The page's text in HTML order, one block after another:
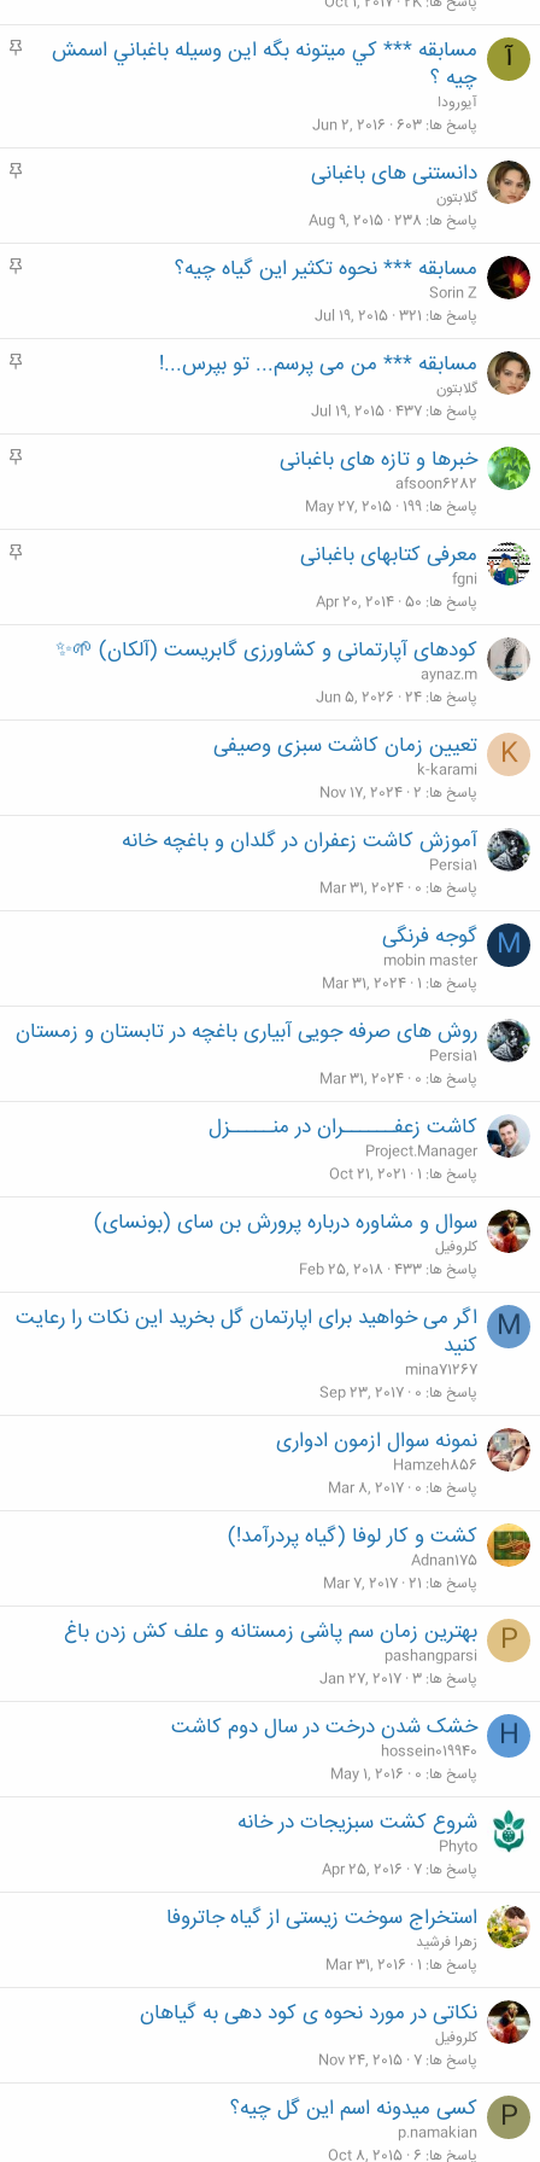
آ
م
مسابقه *** كي ميتونه بگه اين وسيله باغباني اسمش
چيه ؟
آیورودا
پاسخ ها 603
Jun 2, 2016
م
دانستنی های باغبانی
گلابتون
پاسخ ها 238
Aug 9, 2015
م
مسابقه *** نحوه تکثیر این گیاه چیه؟
Sorin Z
پاسخ ها 321
Jul 19, 2015
م
مسابقه *** من می پرسم... تو بپرس...!
گلابتون
پاسخ ها 437
Jul 19, 2015
م
خبرها و تازه های باغبانی
afsoon6282
پاسخ ها 199
May 27, 2015
م
معرفی کتابهای باغبانی
fgni
پاسخ ها 50
Apr 20, 2014
کودهای آپارتمانی و کشاورزی گابریست (آلکان) 🌱✨
aynaz.m
پاسخ ها 24
Jun 5, 2026
K تعیین زمان کاشت سبزی وصیفی
k-karami
پاسخ ها 2
Nov 17, 2024
آموزش کاشت زعفران در گلدان و باغچه خانه
Persia1
پاسخ ها 0
Mar 31, 2024
M گوجه فرنگی
mobin master
پاسخ ها 1
Mar 31, 2024
روش‌ های صرفه جویی آبیاری باغچه در تابستان و زمستان
Persia1
پاسخ ها 0
Mar 31, 2024
کاشت زعفــــــران در منـــــزل
Project.Manager
پاسخ ها 1
Oct 21, 2021
سوال و مشاوره درباره پرورش بن سای (بونسای)
کلروفیل
پاسخ ها 433
Feb 25, 2018
M
اگر می خواهید برای اپارتمان گل بخرید این نکات را رعایت
کنید
mina71267
پاسخ ها 0
Sep 23, 2017
نمونه سوال ازمون ادواری
Hamzeh856
پاسخ ها 0
Mar 8, 2017
کشت و کار لوفا (گیاه پردرآمد!)
Adnan175
پاسخ ها 21
Mar 7, 2017
P بهترین زمان سم پاشی زمستانه و علف کش زدن باغ
pashangparsi
پاسخ ها 3
Jan 27, 2017
H خشک شدن درخت در سال دوم کاشت
hossein019940
پاسخ ها 0
May 1, 2016
شروع کشت سبزیجات در خانه
Phyto
پاسخ ها 7
Apr 25, 2016
استخراج سوخت زیستی از گیاه جاتروفا
زهرا فرشید
پاسخ ها 1
Mar 31, 2016
نکاتی در مورد نحوه ی کود دهی به گیاهان
کلروفیل
پاسخ ها 7
Nov 24, 2015
P کسی میدونه اسم این گل چیه؟
p.namakian
پاسخ ها 6
Oct 8, 2015